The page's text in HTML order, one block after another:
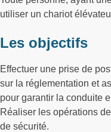
utiliser un chariot
Les objectifs
Effectuer une prise de
sur la réglementation et
pour garantir la conduite
Réaliser les opérations
de sécurité.